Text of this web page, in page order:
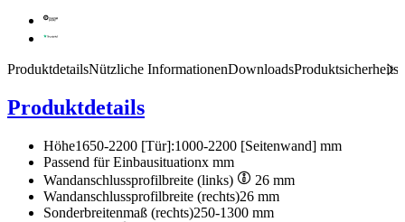
Produktdetails
Produktdetails
Höhe1650-2200 [Tür]:1000-2200 [Seitenwand] mm
Passend für Einbausituationx mm
Wandanschlussprofilbreite (links)
26 mm
Wandanschlussprofilbreite (rechts)26 mm
Sonderbreitenmaß (rechts)250-1300 mm
Nützliche InformationenDownloads